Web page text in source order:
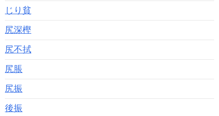
じり貧
尻深樫
尻不拭
尻脹
尻振
後振